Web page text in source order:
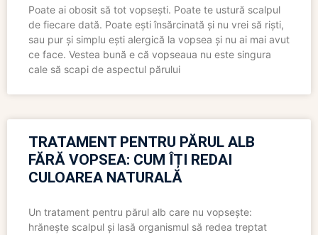
Poate ai obosit să tot vopsești. Poate te ustură scalpul
de fiecare dată. Poate ești însărcinată și nu vrei să riști,
sau pur și simplu ești alergică la vopsea și nu ai mai avut
ce face. Vestea bună e că vopseaua nu este singura
cale să scapi de aspectul părului
TRATAMENT PENTRU PĂRUL ALB
FĂRĂ VOPSEA: CUM ÎȚI REDAI
CULOAREA NATURALĂ
Un tratament pentru părul alb care nu vopsește:
hrănește scalpul și lasă organismul să redea treptat